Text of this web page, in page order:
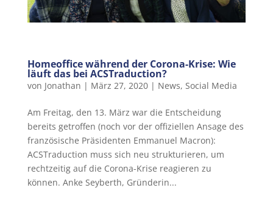
Homeoffice während der Corona-Krise: Wie
läuft das bei ACSTraduction?
von Jonathan | März 27, 2020| News, Social Media
Am Freitag, den 13. März war die Entscheidung
bereits getroffen (noch vor der offiziellen Ansage des
französische Präsidenten Emmanuel Macron):
ACSTraduction muss sich neu strukturieren, um
rechtzeitig auf die Corona-Krise reagieren zu
können. Anke Seyberth, Gründerin...